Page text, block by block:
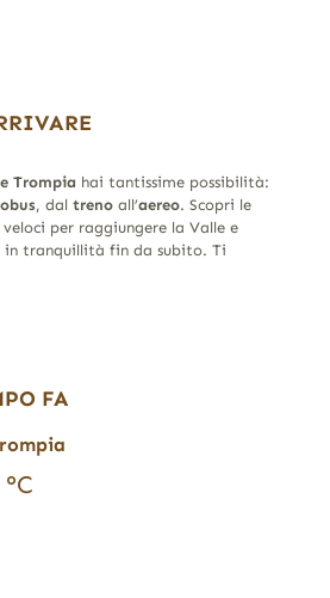
Trompia hai tantissime possibilità:
, dal trenoall’aereo. Scopri le
per raggiungere la Valle e
tranquillità fin da subito. Ti
FA
°C